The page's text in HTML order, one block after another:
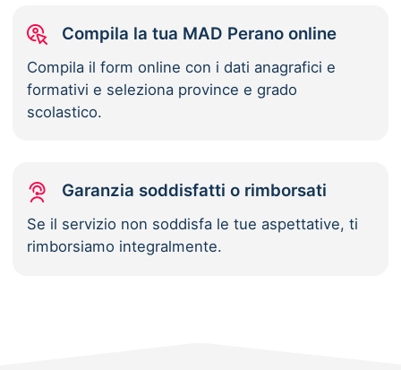
Compila la tua MAD Perano online
Compila il form online con i dati anagrafici e
formativi e seleziona province e grado
scolastico.
Garanzia soddisfatti o rimborsati
Se il servizio non soddisfa le tue aspettative, ti
rimborsiamo integralmente.